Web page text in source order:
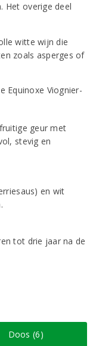
Het overige deel
witte wijn die
zoals asperges of
geur met
stevig en
en wit
tot drie jaar na de
Doos (6)